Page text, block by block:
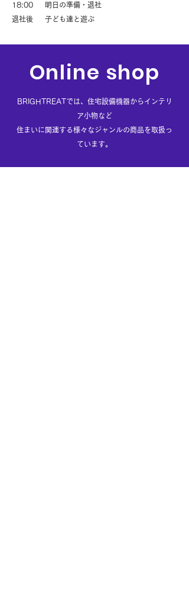
18:00 明日の準備・退社
退社後 子ども達と遊ぶ
Online shop
BRIGHTREATでは、住宅設備機器からインテリ
ア小物など
住まいに 関連する様々なジャンルの商品を取扱っ
ています。